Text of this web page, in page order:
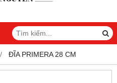
ĐĨA PRIMERA 28 CM